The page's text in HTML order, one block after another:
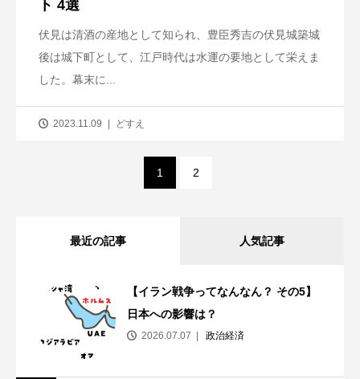
ト 4選
伏見は清酒の産地として知られ、豊臣秀吉の伏見城築城
後は城下町として、江戸時代は水運の要地として栄えま
した。幕末に...
2023.11.09 どすえ
1 2
最近の記事 人気記事
【イラン戦争ってなんなん？ その5】
日本への影響は？
2026.07.07 政治経済